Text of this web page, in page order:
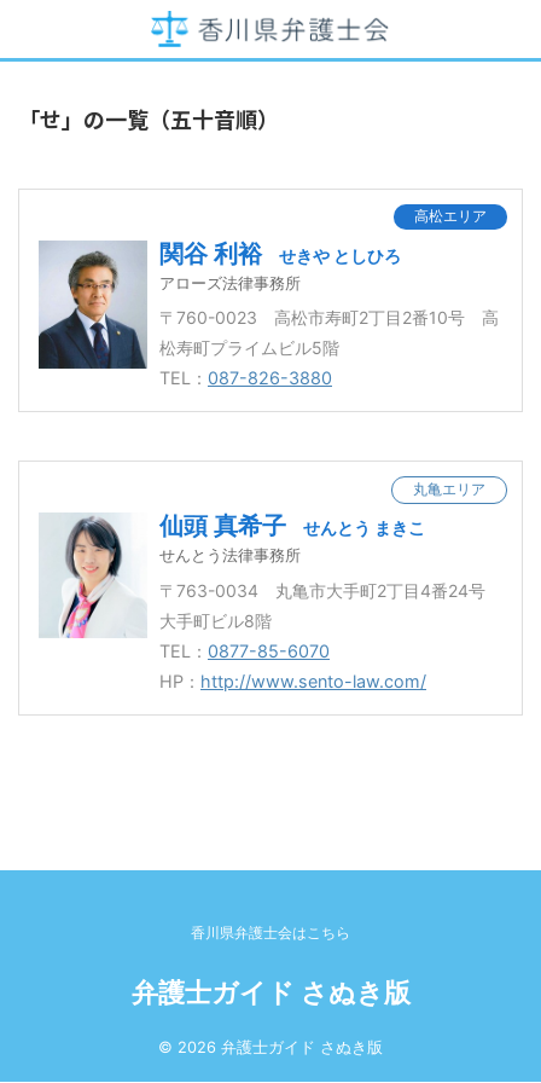
「せ」の一覧（五十音順）
高松エリア
関谷 利裕 せきや としひろ
アローズ法律事務所
〒760-0023 高松市寿町2丁目2番10号 高
松寿町プライムビル5階
TEL： 087-826-3880
丸亀エリア
仙頭 真希子 せんとう まきこ
せんとう法律事務所
〒763-0034 丸亀市大手町2丁目4番24号
大手町ビル8階
TEL： 0877-85-6070
HP： http://www.sento-law.com/
香川県弁護士会はこちら
弁護士ガイド さぬき版
© 2026 弁護士ガイド さぬき版